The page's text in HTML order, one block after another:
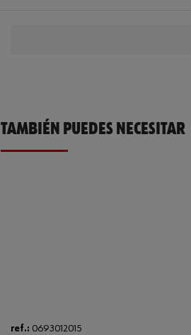
TAMBIÉN PUEDES NECESITAR
ref.: 0693012015